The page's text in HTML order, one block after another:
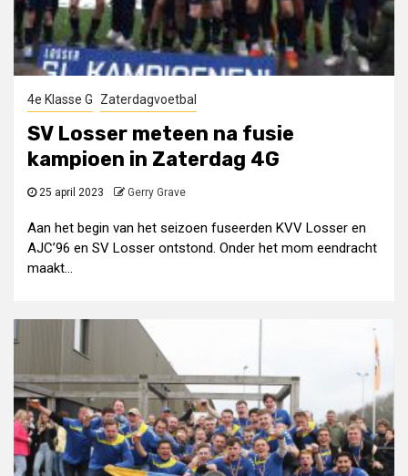
4e Klasse G Zaterdagvoetbal
SV Losser meteen na fusie
kampioen in Zaterdag 4G
25 april 2023 Gerry Grave
Aan het begin van het seizoen fuseerden KVV Losser en
AJC’96 en SV Losser ontstond. Onder het mom eendracht
maakt...